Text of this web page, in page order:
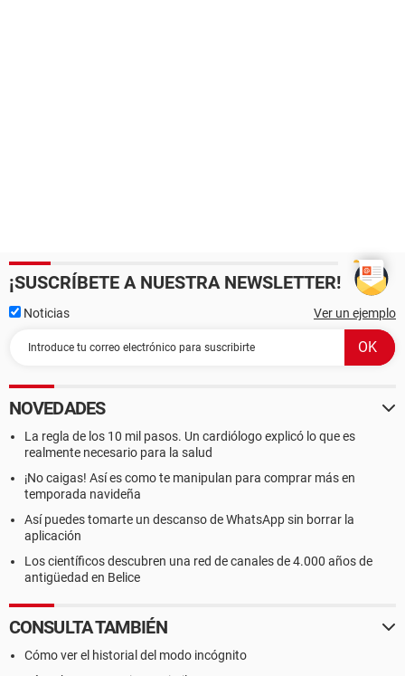
¡SUSCRÍBETE A NUESTRA NEWSLETTER!
Noticias Ver un ejemplo
NOVEDADES
La regla de los 10 mil pasos. Un cardiólogo explicó lo que es
realmente necesario para la salud
¡No caigas! Así es como te manipulan para comprar más en
temporada navideña
Así puedes tomarte un descanso de WhatsApp sin borrar la
aplicación
Los científicos descubren una red de canales de 4.000 años de
antigüedad en Belice
CONSULTA TAMBIÉN
Cómo ver el historial del modo incógnito